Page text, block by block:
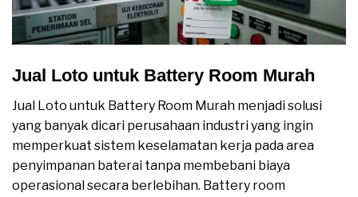
Jual Loto untuk Battery Room Murah
Jual Loto untuk Battery Room Murah menjadi solusi
yang banyak dicari perusahaan industri yang ingin
memperkuat sistem keselamatan kerja pada area
penyimpanan baterai tanpa membebani biaya
operasional secara berlebihan. Battery room